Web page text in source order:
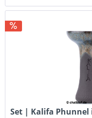
Set | Kalifa Phunnel